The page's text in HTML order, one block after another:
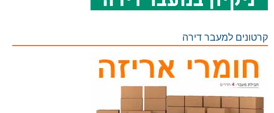
קרטונים למעבר דירה